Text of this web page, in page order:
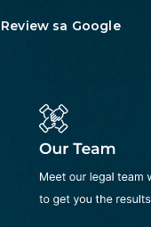
Review sa Google